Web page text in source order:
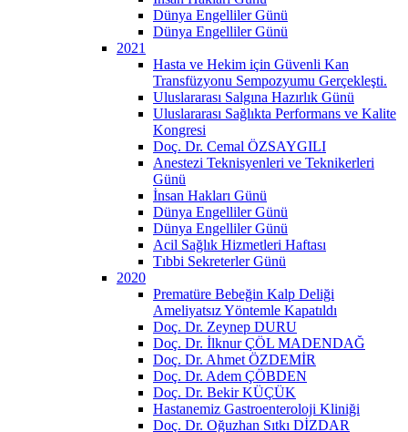
Dünya Engelliler Günü
Dünya Engelliler Günü
2021
Hasta ve Hekim için Güvenli Kan
Transfüzyonu Sempozyumu Gerçekleşti.
Uluslararası Salgına Hazırlık Günü
Uluslararası Sağlıkta Performans ve Kalite
Kongresi
Doç. Dr. Cemal ÖZSAYGILI
Anestezi Teknisyenleri ve Teknikerleri
Günü
İnsan Hakları Günü
Dünya Engelliler Günü
Dünya Engelliler Günü
Acil Sağlık Hizmetleri Haftası
Tıbbi Sekreterler Günü
2020
Prematüre Bebeğin Kalp Deliği
Ameliyatsız Yöntemle Kapatıldı
Doç. Dr. Zeynep DURU
Doç. Dr. İlknur ÇÖL MADENDAĞ
Doç. Dr. Ahmet ÖZDEMİR
Doç. Dr. Adem ÇÖBDEN
Doç. Dr. Bekir KÜÇÜK
Hastanemiz Gastroenteroloji Kliniği
Doç. Dr. Oğuzhan Sıtkı DİZDAR